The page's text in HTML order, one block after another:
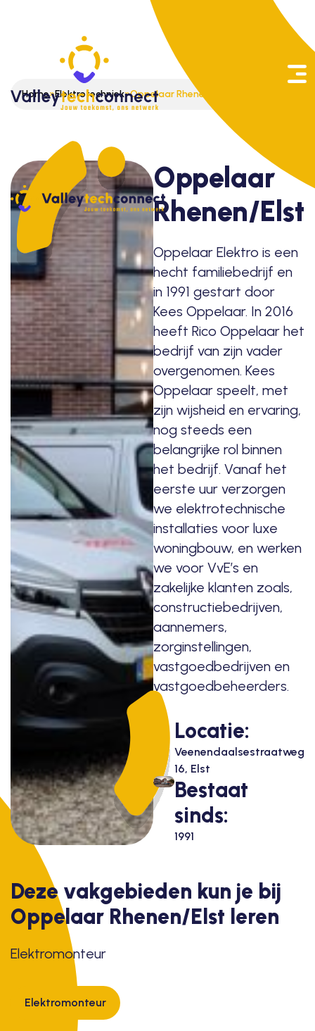
Zoeken
naar:
Home»Elektrotechniek»Oppelaar Rhenen/Elst
Oppelaar
Rhenen/Elst
Oppelaar Elektro is een
hecht familiebedrijf en
in 1991 gestart door
Kees Oppelaar. In 2016
heeft Rico Oppelaar het
bedrijf van zijn vader
overgenomen. Kees
Oppelaar speelt, met
zijn wijsheid en ervaring,
nog steeds een
belangrijke rol binnen
het bedrijf. Vanaf het
eerste uur verzorgen
we elektrotechnische
installaties voor luxe
woningbouw, en werken
we voor VvE’s en
zakelijke klanten zoals,
constructiebedrijven,
aannemers,
zorginstellingen,
vastgoedbedrijven en
vastgoedbeheerders.
Locatie:
Veenendaalsestraatweg
16, Elst
Bestaat
sinds:
1991
Deze vakgebieden kun je bij
Oppelaar Rhenen/Elst leren
Elektromonteur
Elektromonteur